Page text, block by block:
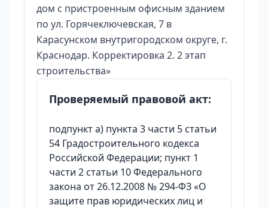
дом с пристроенным офисным зданием
по ул. Горячеключевская, 7 в
Карасунском внутригородском округе, г.
Краснодар. Корректировка 2. 2 этап
строительства»
Проверяемый правовой акт:
подпункт а) пункта 3 части 5 статьи
54 Градостроительного кодекса
Российской Федерации; пункт 1
части 2 статьи 10 Федерального
закона от 26.12.2008 № 294-ФЗ «О
защите прав юридических лиц и